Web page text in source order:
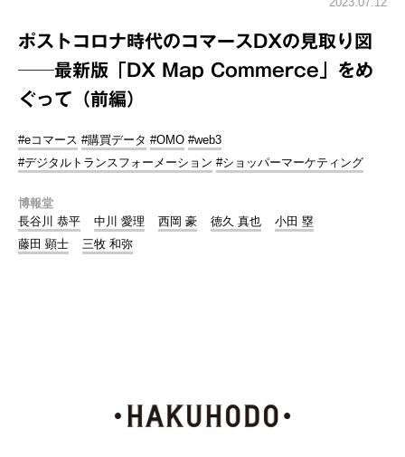
ポストコロナ時代のコマースDXの見取り図
──最新版「DX Map Commerce」をめ
ぐって（前編）
#eコマース #購買データ #OMO #web3
#デジタルトランスフォーメーション #ショッパーマーケティング
博報堂
長谷川 恭平
中川 愛理 西岡 豪 徳久 真也
小田 塁
藤田 顕士
三牧 和弥